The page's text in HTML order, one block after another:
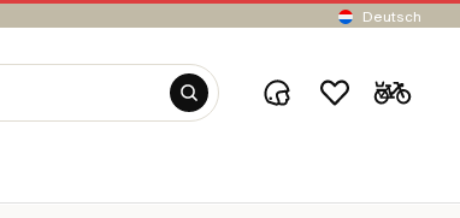
Deutsch